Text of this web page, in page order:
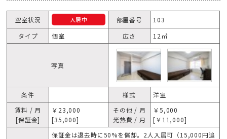
空室状況 入居中 部屋番号
103
タイプ
個室 広さ 12㎡
写真
条件 様式
洋室
賃料 / 月
[保証金]
￥23,000
[35,000]
その他 / 月
光熱費 / 月
￥5,000
[￥11,000]
保証金は退去時に50%を償却。2人入居可（15,000円追